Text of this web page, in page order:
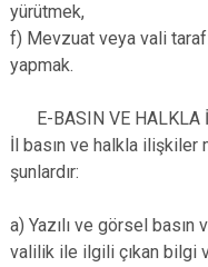
yürütmek,
f) Mevzuat veya vali
yapmak.
E-BASIN VE HALKLA
İl basın ve halkla ilişkiler
şunlardır:
a) Yazılı ve görsel
valilik ile ilgili çıkan bilgi